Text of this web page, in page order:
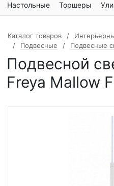
Настольные Торшеры
Каталог товаров
Подвесные
Подвесные
Подвесной
Freya Mallow